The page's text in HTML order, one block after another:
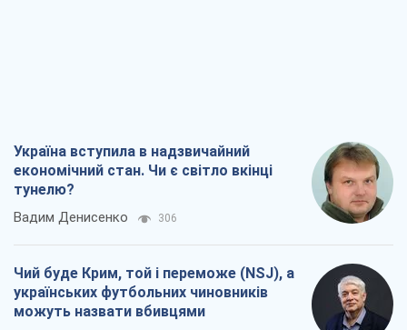
Україна вступила в надзвичайний
економічний стан. Чи є світло вкінці
тунелю?
Вадим Денисенко 306
Чий буде Крим, той і переможе (NSJ), а
українських футбольних чиновників
можуть назвати вбивцями